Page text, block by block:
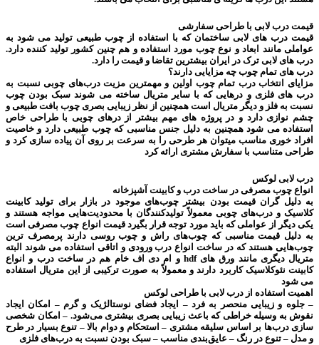
قیمت درب لابی با طراحی سفارشی
قیمت درب های لابی ساختمان که با استفاده از چوب طبیعی تولید می شود به
عواملی مانند ابعاد و نوع چوب مورد استفاده و هم چنین کشور تولید کننده دارد.
درب های لابی ترک در ایران بیشترین تقاضا و قیمت را دارد.
درب های تمام چوب چه مزایایی دارند؟
مزایای انتخاب درب تمام چوب اولین و مهمترین مزیت درب‌های چوبی نسبت به
درب های فلزی و درهایی که با سایر متریال ساخته می شوند سبک بودن چوب
نسبت به فلز و دیگر متریال است همچنین از نظر زیبایی بصری چوب بافت طبیعی و
چشم نوازی دارد و در پروژه های مهم بیشتر از درهای چوبی با طراحی خاص
استفاده می شود همچنین به دلیل جنس مناسبی که چوب طبیعی دارد و خاصیت
افراد خوری مناسب میتوان هر طرحی را به سرعت بر روی آن پیاده سازی کرد و
طراحی متناسب با سفارش مشتری ارائه کرد
درب لابی لوکس
انواع چوب مصرفی در ساخت درب و کابینت آشپزخانه
به دلیل گران قیمت بودن بیشتر چوب‌های موجود در بازار برای تولید کابینت
کلاسیک و درب‌های چوبی معمولاً تولیدکنندگان با محدودیت‌هایی مواجه هستند و
یکی دیگر از عواملی که باید مورد توجه قرار بگیرد قیمت انواع چوب مصرفی است
به دلیل قیمت مناسبی که چوب‌های راش و چوب روسی دارند پرمصرف ترین
چوب‌هایی هستند که در ساخت انواع درب ورودی و اتاقی استفاده می شوند البته
متریال دیگری مانند ورق های hdf و ام دی اف خام هم در ساخت درب و انواع
کابینت نئوکلاسیک کاربرد دارند و معمولاً به صورت ترکیبی از این متریال استفاده
می شود
اهمیت استفاده از درب لابی با طراحی لوکس
– جلوه و زیبایی منحصر به فرد – ایجاد فضای نوستالژیک و گرم – امکان ایجاد
نقوش به وسیله خراطی که باعث زیبایی بصری بیشتری می‌شود. – امکان شخصی
سازی درب‌ها بر اساس سلیقه مشتری – استحکام و دوام بالا – تنوع بسیار در طرح
و مدل – تنوع در رنگ – عایق‌بندی مناسب – سبک بودن نسبت به درب‌های فلزی